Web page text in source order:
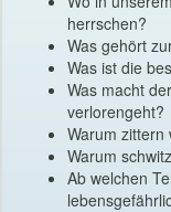
herrschen?
Was gehört
Was ist die
Was macht
verlorengeht?
Warum zittern
Warum
Ab welchen